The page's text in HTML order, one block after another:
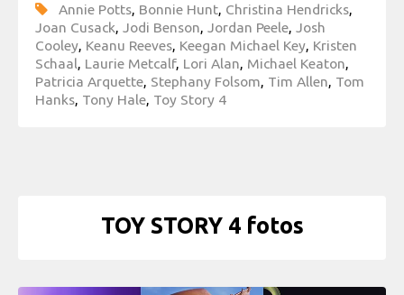
Annie Potts, Bonnie Hunt, Christina Hendricks,
Joan Cusack, Jodi Benson, Jordan Peele, Josh
Cooley, Keanu Reeves, Keegan Michael Key, Kristen
Schaal, Laurie Metcalf, Lori Alan, Michael Keaton,
Patricia Arquette, Stephany Folsom, Tim Allen, Tom
Hanks, Tony Hale, Toy Story 4
TOY STORY 4 fotos